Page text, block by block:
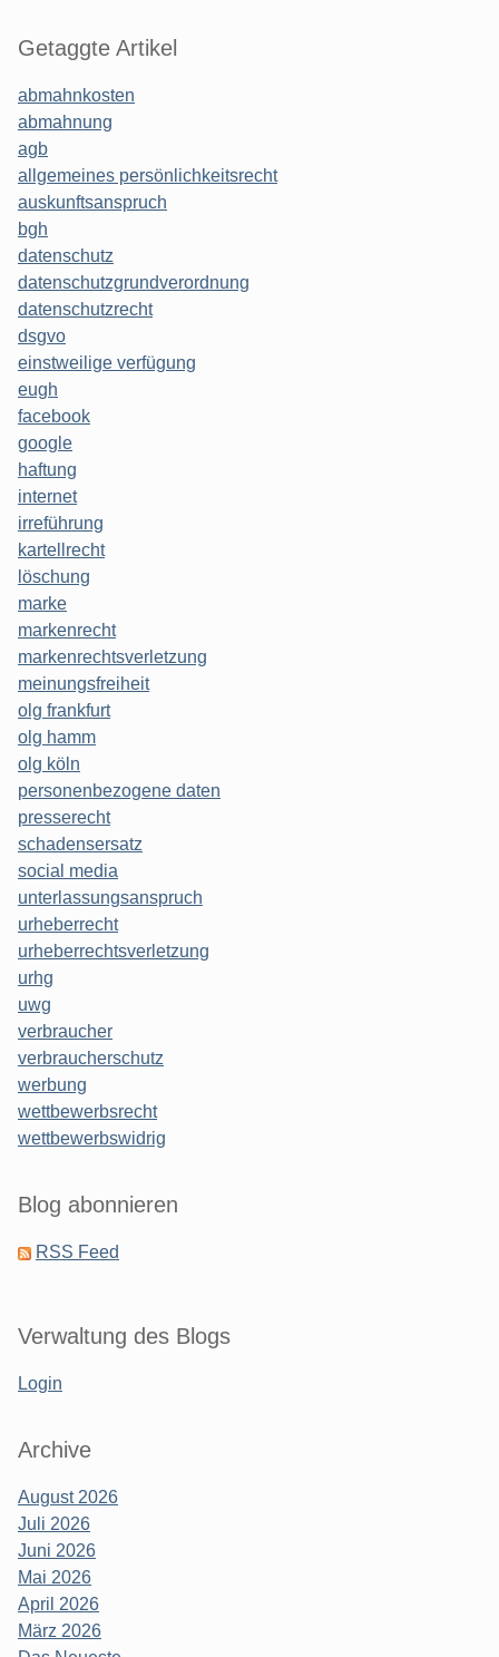
Getaggte Artikel
abmahnkosten
abmahnung
agb
allgemeines persönlichkeitsrecht
auskunftsanspruch
bgh
datenschutz
datenschutzgrundverordnung
datenschutzrecht
dsgvo
einstweilige verfügung
eugh
facebook
google
haftung
internet
irreführung
kartellrecht
löschung
marke
markenrecht
markenrechtsverletzung
meinungsfreiheit
olg frankfurt
olg hamm
olg köln
personenbezogene daten
presserecht
schadensersatz
social media
unterlassungsanspruch
urheberrecht
urheberrechtsverletzung
urhg
uwg
verbraucher
verbraucherschutz
werbung
wettbewerbsrecht
wettbewerbswidrig
Blog abonnieren
RSS Feed
Verwaltung des Blogs
Login
Archive
August 2026
Juli 2026
Juni 2026
Mai 2026
April 2026
März 2026